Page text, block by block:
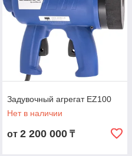
Задувочный агрегат EZ100
Нет в наличии
от 2 200 000 ₸